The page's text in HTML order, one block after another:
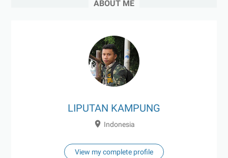
ABOUT ME
LIPUTAN KAMPUNG
Indonesia
View my complete profile